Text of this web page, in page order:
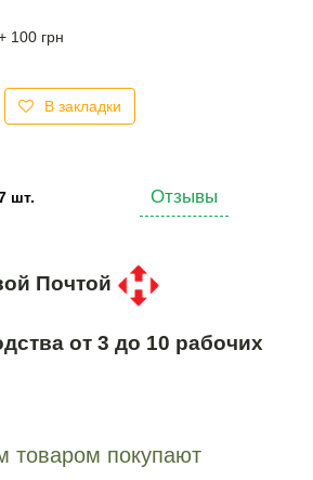
100 грн
В закладки
шт. Отзывы
Почтой
от 3 до 10 рабочих
товаром покупают